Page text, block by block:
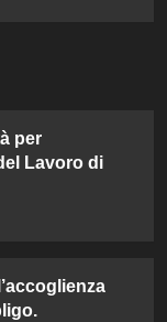
per
Lavoro di